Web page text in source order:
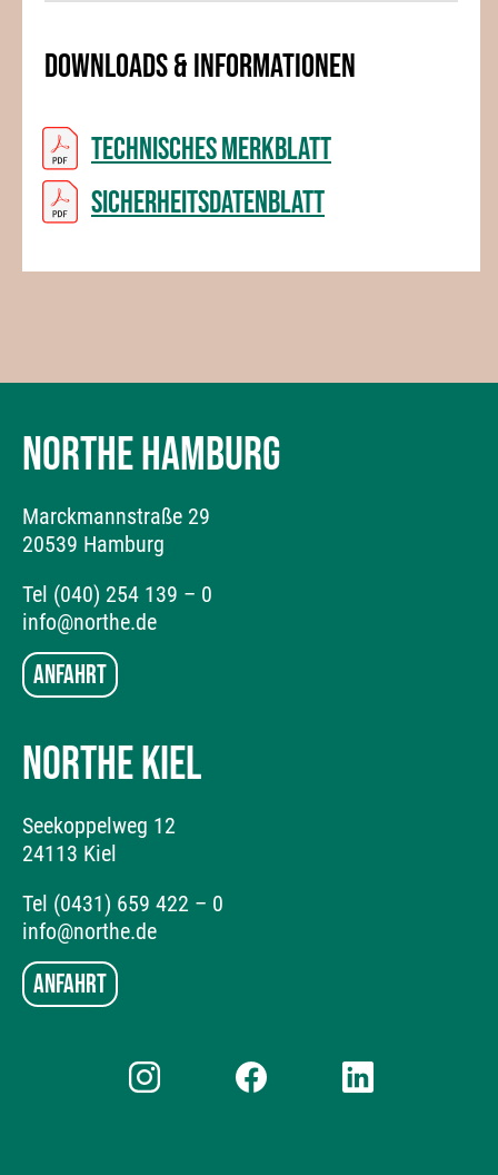
Downloads & Informationen
Technisches Merkblatt
Sicherheitsdatenblatt
NORTHE HAMBURG
Marckmannstraße 29
20539 Hamburg
Tel (040) 254 139 – 0
info@northe.de
Anfahrt
NORTHE KIEL
Seekoppelweg 12
24113 Kiel
Tel (0431) 659 422 – 0
info@northe.de
Anfahrt